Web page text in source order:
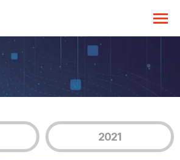
2021